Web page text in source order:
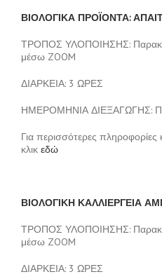
ΒΙΟΛΟΓΙΚΑ ΠΡΟΪΟΝΤΑ:
ΤΡΟΠΟΣ ΥΛΟΠΟΙΗΣΗΣ:
μέσω ZOOM
ΔΙΑΡΚΕΙΑ: 3 ΩΡΕΣ
ΗΜΕΡΟΜΗΝΙΑ ΔΙΕΞΑΓΩΓΗΣ:
Για περισσότερες
κλικ εδώ
ΒΙΟΛΟΓΙΚΗ ΚΑΛΛΙΕΡΓΕΙΑ
ΤΡΟΠΟΣ ΥΛΟΠΟΙΗΣΗΣ:
μέσω ZOOM
ΔΙΑΡΚΕΙΑ: 3 ΩΡΕΣ